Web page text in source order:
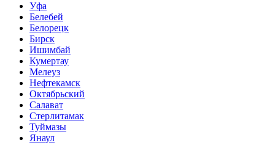
Уфа
Белебей
Белорецк
Бирск
Ишимбай
Кумертау
Мелеуз
Нефтекамск
Октябрьский
Салават
Стерлитамак
Туймазы
Янаул